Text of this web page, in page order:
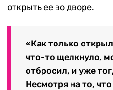
открыть ее во дворе.
«Как только
что-то щелкнуло,
отбросил, и уже
Несмотря на то,